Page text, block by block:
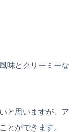
味とクリーミーな
と思いますが、ア
とができます。